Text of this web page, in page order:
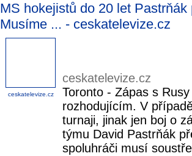
MS hokejistů do 20 let
Musíme ... - ceskatelevize.cz
ceskatelevize.cz
ceskatelevize.cz
Toronto - Zápas s
rozhodujícím. V
turnaji, jinak jen boj o
týmu David Pastrňák
spoluhráči musí